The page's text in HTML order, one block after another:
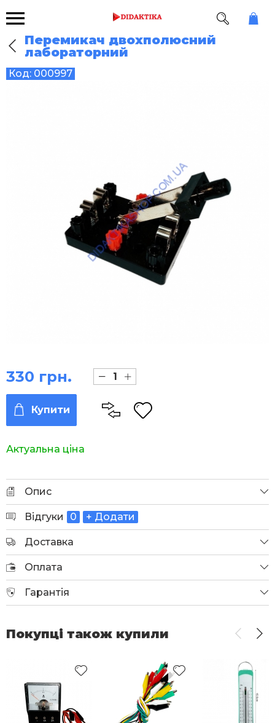
Перемикач двохполюсний
лабораторний
Код: 000997
Актуальна ціна
330 грн.
Купити
Опис
Відгуки 0 + Додати
Доставка
Оплата
Гарантія
Покупці також купили